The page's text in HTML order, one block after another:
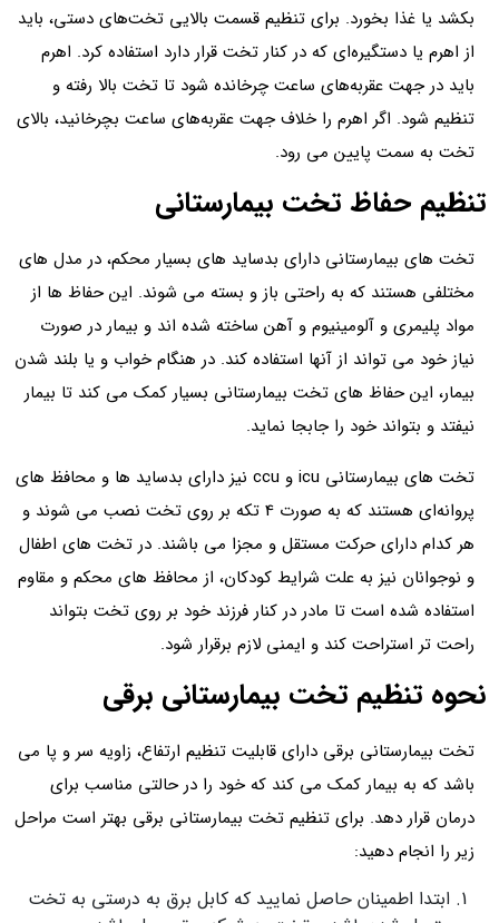
بکشد یا غذا بخورد. برای تنظیم قسمت بالایی تخت‌های دستی، باید
از اهرم یا دستگیره‌ای که در کنار تخت قرار دارد استفاده کرد. اهرم
باید در جهت عقربه‌های ساعت چرخانده شود تا تخت بالا رفته و
تنظیم شود. اگر اهرم را خلاف جهت عقربه‌های ساعت بچرخانید، بالای
تخت به سمت پایین می رود.
تنظیم حفاظ تخت بیمارستانی
تخت های بیمارستانی دارای بدساید های بسیار محکم، در مدل های
مختلفی هستند که به راحتی باز و بسته می شوند. این حفاظ ها از
مواد پلیمری و آلومینیوم و آهن ساخته شده اند و بیمار در صورت
نیاز خود می تواند از آنها استفاده کند. در هنگام خواب و یا بلند شدن
بیمار، این حفاظ های تخت بیمارستانی بسیار کمک می کند تا بیمار
نیفتد و بتواند خود را جابجا نماید.
تخت های بیمارستانی icu و ccu نیز دارای بدساید ها و محافظ های
پروانه‌ای هستند که به صورت 4 تکه بر روی تخت نصب می شوند و
هر کدام دارای حرکت مستقل و مجزا می باشند. در تخت های اطفال
و نوجوانان نیز به علت شرایط کودکان، از محافظ های محکم و مقاوم
استفاده شده است تا مادر در کنار فرزند خود بر روی تخت بتواند
راحت تر استراحت کند و ایمنی لازم برقرار شود.
نحوه تنظیم تخت بیمارستانی برقی
تخت بیمارستانی برقی دارای قابلیت تنظیم ارتفاع، زاویه سر و پا می
باشد که به بیمار کمک می‌ کند که خود را در حالتی مناسب برای
درمان قرار دهد. برای تنظیم تخت بیمارستانی برقی بهتر است مراحل
زیر را انجام دهید:
ابتدا اطمینان حاصل نمایید که کابل برق به درستی به تخت